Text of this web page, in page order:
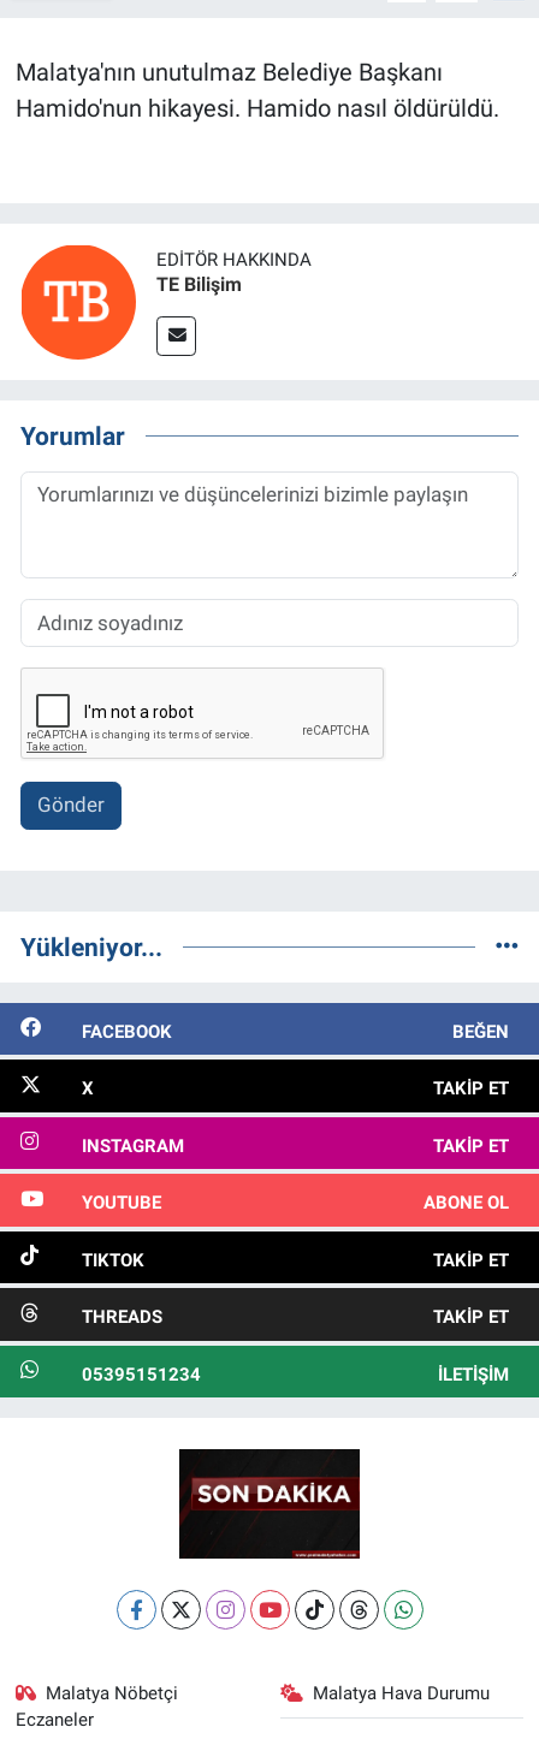
Malatya'nın unutulmaz Belediye Başkanı
Hamido'nun hikayesi. Hamido nasıl öldürüldü.
EDITÖR HAKKINDA
TE Bilişim
Yorumlar
Gönder
Yükleniyor...
FACEBOOK BEĞEN
X TAKIP ET
INSTAGRAM TAKIP ET
YOUTUBE ABONE OL
TIKTOK TAKIP ET
THREADS TAKIP ET
05395151234 İLETIŞIM
Malatya Nöbetçi
Eczaneler
Malatya Hava Durumu